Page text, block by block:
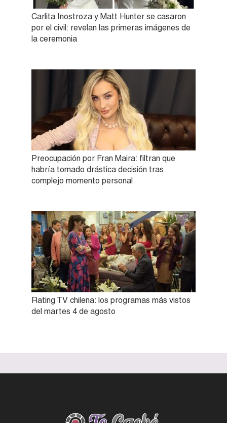
Carlita Inostroza y Matt Hunter se casaron
por el civil: revelan las primeras imágenes de
la ceremonia
Preocupación por Fran Maira: filtran que
habría tomado drástica decisión tras
complejo momento personal
Rating TV chilena: los programas más vistos
del martes 4 de agosto